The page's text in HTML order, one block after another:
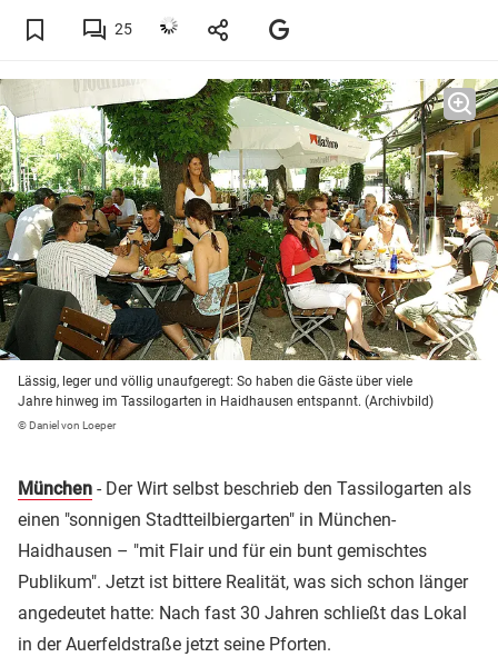
25
Lässig, leger und völlig unaufgeregt: So haben die Gäste über viele
Jahre hinweg im Tassilogarten in Haidhausen entspannt. (Archivbild)
© Daniel von Loeper
München - Der Wirt selbst beschrieb den Tassilogarten als
einen "sonnigen Stadtteilbiergarten" in München-
Haidhausen – "mit Flair und für ein bunt gemischtes
Publikum". Jetzt ist bittere Realität, was sich schon länger
angedeutet hatte: Nach fast 30 Jahren schließt das Lokal
in der Auerfeldstraße jetzt seine Pforten.